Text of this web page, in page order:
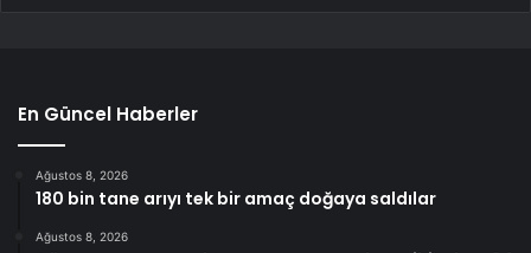
En Güncel Haberler
Ağustos 8, 2026
180 bin tane arıyı tek bir amaç doğaya saldılar
Ağustos 8, 2026